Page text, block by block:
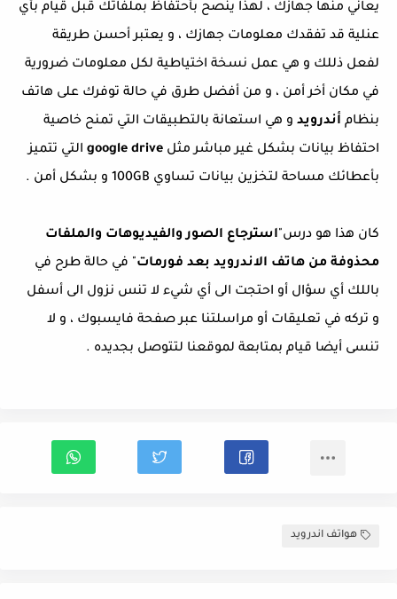
يعاني منها جهازك ، لهذا ينصح بأحتفاظ بملفاتك قبل قيام بأي
عنلية قد تفقدك معلومات جهازك ، و يعتبر أحسن طريقة
لفعل ذللك و هي عمل نسخة اختياطية لكل معلومات ضرورية
في مكان أخر أمن ، و من أفضل طرق في حالة توفرك على هاتف
بنظام أندرويد و هي استعانة بالتطبيقات التي تمنح خاصية
احتفاظ بيانات بشكل غير مباشر مثل google drive التي تتميز
بأعطائك مساحة لتخزين بيانات تساوي 100GB و بشكل أمن .
كان هذا هو درس"استرجاع الصور والفيديوهات والملفات
محذوفة من هاتف الاندرويد بعد فورمات" في حالة طرح في
باللك أي سؤال أو احتجت الى أي شيء لا تنس نزول الى أسفل
و تركه في تعليقات أو مراسلتنا عبر صفحة فايسبوك ، و لا
تنسى أيضا قيام بمتابعة لموقعنا لتتوصل بجديده .
هواتف اندرويد